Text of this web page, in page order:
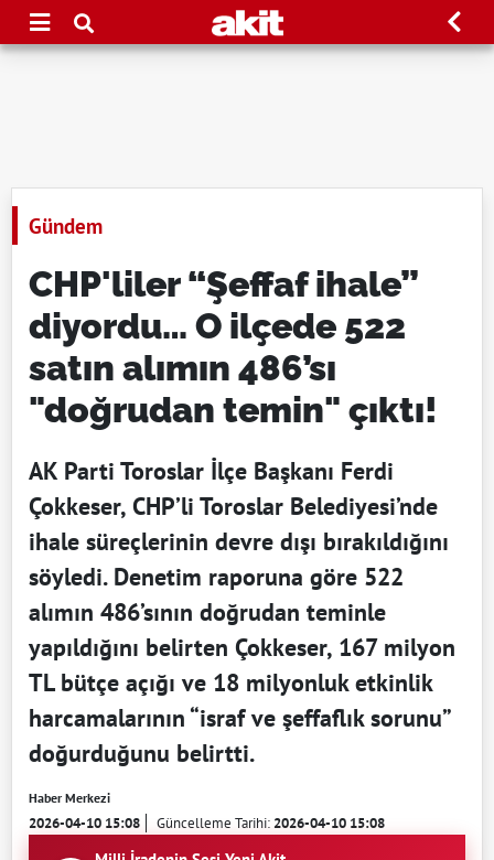
Gündem
CHP'liler “Şeffaf ihale”
diyordu… O ilçede 522
satın alımın 486’sı
"doğrudan temin" çıktı!
AK Parti Toroslar İlçe Başkanı Ferdi
Çokkeser, CHP’li Toroslar Belediyesi’nde
ihale süreçlerinin devre dışı bırakıldığını
söyledi. Denetim raporuna göre 522
alımın 486’sının doğrudan teminle
yapıldığını belirten Çokkeser, 167 milyon
TL bütçe açığı ve 18 milyonluk etkinlik
harcamalarının “israf ve şeffaflık sorunu”
doğurduğunu belirtti.
Haber Merkezi
2026-04-10 15:08 Güncelleme Tarihi:2026-04-10 15:08